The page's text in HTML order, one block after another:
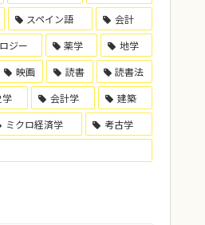
スペイン語
会計
ジー 薬学
地学
映画 読書
読書法
学 会計学
建築
ミクロ経済学
考古学